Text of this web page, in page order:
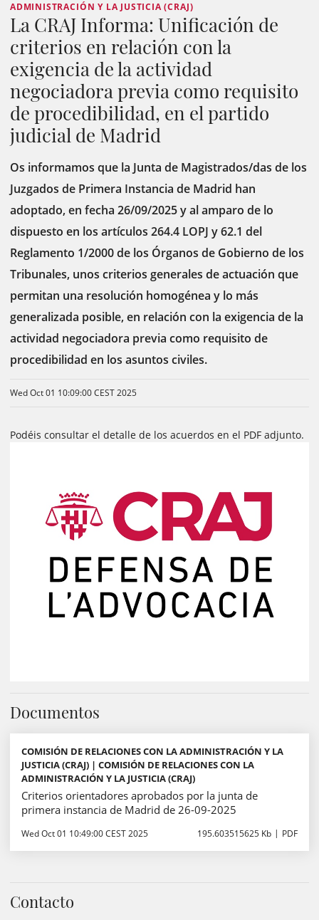
ADMINISTRACIÓN Y LA JUSTICIA (CRAJ)
La CRAJ Informa: Unificación de
criterios en relación con la
exigencia de la actividad
negociadora previa como requisito
de procedibilidad, en el partido
judicial de Madrid
Os informamos que la Junta de Magistrados/das de los
Juzgados de Primera Instancia de Madrid han
adoptado, en fecha 26/09/2025 y al amparo de lo
dispuesto en los artículos 264.4 LOPJ y 62.1 del
Reglamento 1/2000 de los Órganos de Gobierno de los
Tribunales, unos criterios generales de actuación que
permitan una resolución homogénea y lo más
generalizada posible, en relación con la exigencia de la
actividad negociadora previa como requisito de
procedibilidad en los asuntos civiles.
Wed Oct 01 10:09:00 CEST 2025
Podéis consultar el detalle de los acuerdos en el PDF adjunto.
Documentos
COMISIÓN DE RELACIONES CON LA ADMINISTRACIÓN Y LA
JUSTICIA (CRAJ) | COMISIÓN DE RELACIONES CON LA
ADMINISTRACIÓN Y LA JUSTICIA (CRAJ)
Criterios orientadores aprobados por la junta de
primera instancia de Madrid de 26-09-2025
Wed Oct 01 10:49:00 CEST 2025 195.603515625 Kb PDF
Contacto